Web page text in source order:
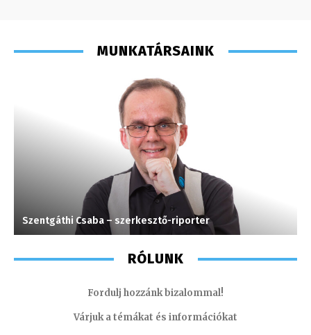
MUNKATÁRSAINK
Szentgáthi Csaba – szerkesztő-riporter
RÓLUNK
Fordulj hozzánk bizalommal!
Várjuk a témákat és információkat